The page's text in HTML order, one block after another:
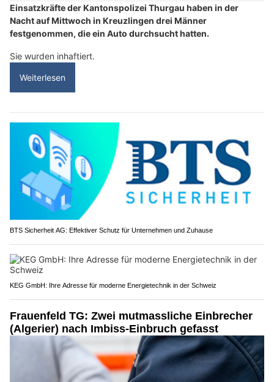
Einsatzkräfte der Kantonspolizei Thurgau haben in der
Nacht auf Mittwoch in Kreuzlingen drei Männer
festgenommen, die ein Auto durchsucht hatten.
Sie wurden inhaftiert.
Weiterlesen
BTS Sicherheit AG: Effektiver Schutz für Unternehmen und Zuhause
KEG GmbH: Ihre Adresse für moderne Energietechnik in der Schweiz
Frauenfeld TG: Zwei mutmassliche Einbrecher
(Algerier) nach Imbiss-Einbruch gefasst